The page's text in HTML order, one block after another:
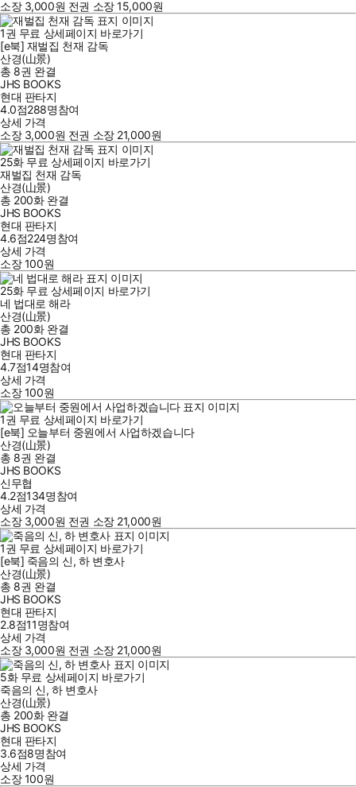
소장 3,000원 전권 소장15,000원
1권 무료 상세페이지 바로가기
[e북] 재벌집 천재 감독
산경(山景)
총 8권 완결
JHS BOOKS
현대 판타지
4.0점288명참여
상세 가격
소장 3,000원 전권 소장 21,000원
25화 무료 상세페이지 바로가기
재벌집 천재 감독
산경(山景)
총 200화 완결
JHS BOOKS
현대 판타지
4.6점224명참여
상세 가격
소장100원
25화 무료 상세페이지 바로가기
네 법대로 해라
산경(山景)
총 200화 완결
JHS BOOKS
현대 판타지
4.7점14명참여
상세 가격
소장100원
1권 무료 상세페이지 바로가기
[e북] 오늘부터 중원에서 사업하겠습니다
산경(山景)
총 8권 완결
JHS BOOKS
신무협
4.2점134명참여
상세 가격
소장 3,000원 전권 소장 21,000원
1권 무료 상세페이지 바로가기
[e북] 죽음의 신, 하 변호사
산경(山景)
총 8권 완결
JHS BOOKS
현대 판타지
2.8점11명참여
상세 가격
소장 3,000원 전권 소장 21,000원
5화 무료 상세페이지 바로가기
죽음의 신, 하 변호사
산경(山景)
총 200화 완결
JHS BOOKS
현대 판타지
3.6점8명참여
상세 가격
소장100원